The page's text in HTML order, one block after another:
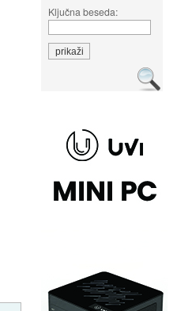
Ključna beseda: